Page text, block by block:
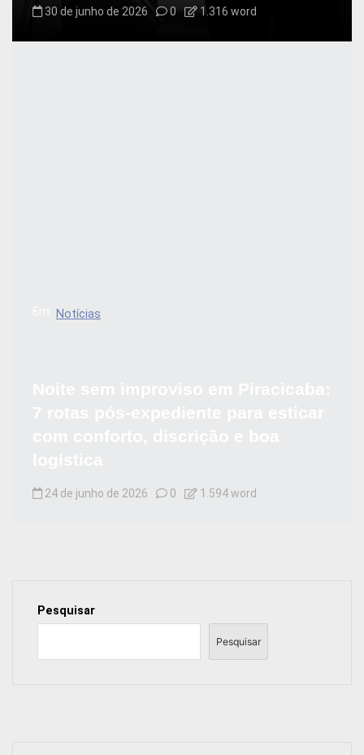
30 de junho de 2026 0 1.316 word
Notícias
24 de junho de 2026 0 1.594 word
Pesquisar
Pesquisar